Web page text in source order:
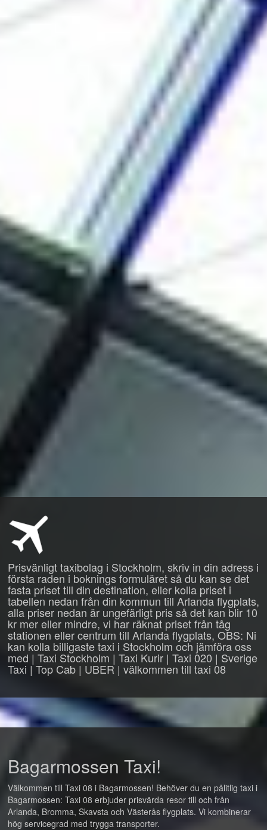
Prisvänligt taxibolag i Stockholm, skriv in din adress i
första raden i boknings formuläret så du kan se det
fasta priset till din destination, eller kolla priset i
tabellen nedan från din kommun till Arlanda flygplats,
alla priser nedan är ungefärligt pris så det kan blir 10
kr mer eller mindre, vi har räknat priset från tåg
stationen eller centrum till Arlanda flygplats, OBS: Ni
kan kolla billigaste taxi i Stockholm och jämföra oss
med | Taxi Stockholm | Taxi Kurir | Taxi 020 | Sverige
Taxi | Top Cab | UBER | välkommen till taxi 08
Bagarmossen Taxi!
Välkommen till Taxi 08 i Bagarmossen! Behöver du en pålitlig taxi i
Bagarmossen: Taxi 08 erbjuder prisvärda resor till och från
Arlanda, Bromma, Skavsta och Västerås flygplats. Vi kombinerar
hög servicegrad med trygga transporter.